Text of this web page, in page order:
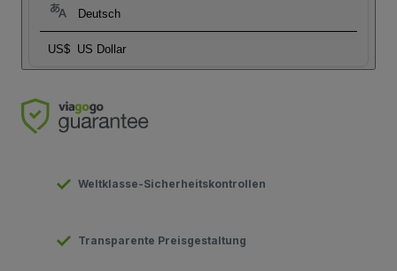
Deutsch
US$ US Dollar
Weltklasse-Sicherheitskontrollen
Transparente Preisgestaltung